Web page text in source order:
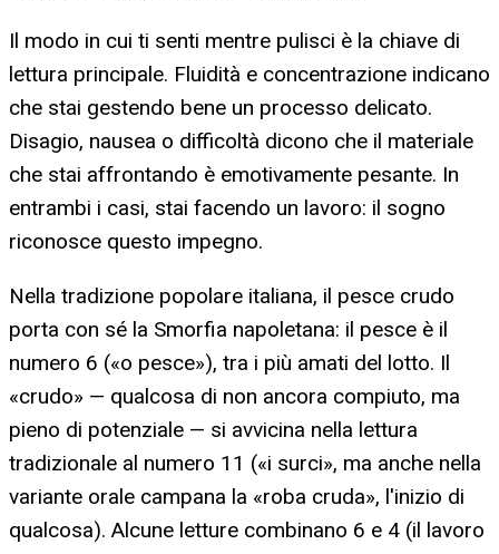
Il modo in cui ti senti mentre pulisci è la chiave di
lettura principale. Fluidità e concentrazione indicano
che stai gestendo bene un processo delicato.
Disagio, nausea o difficoltà dicono che il materiale
che stai affrontando è emotivamente pesante. In
entrambi i casi, stai facendo un lavoro: il sogno
riconosce questo impegno.
Nella tradizione popolare italiana, il pesce crudo
porta con sé la Smorfia napoletana: il pesce è il
numero 6 («o pesce»), tra i più amati del lotto. Il
«crudo» — qualcosa di non ancora compiuto, ma
pieno di potenziale — si avvicina nella lettura
tradizionale al numero 11 («i surci», ma anche nella
variante orale campana la «roba cruda», l'inizio di
qualcosa). Alcune letture combinano 6 e 4 (il lavoro